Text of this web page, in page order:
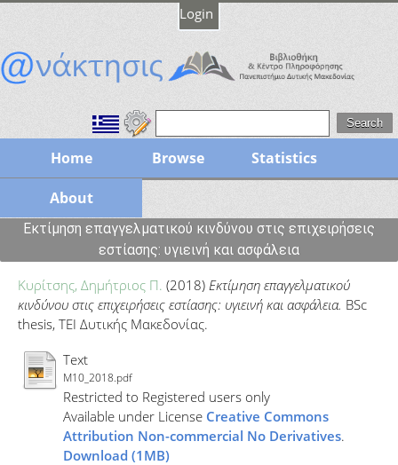
Login
Home Browse Statistics
About
Εκτίμηση επαγγελματικού κινδύνου στις επιχειρήσεις
εστίασης: υγιεινή και ασφάλεια
Κυρίτσης, Δημήτριος Π. (2018) Εκτίμηση επαγγελματικού
κινδύνου στις επιχειρήσεις εστίασης: υγιεινή και ασφάλεια. BSc
thesis, ΤΕΙ Δυτικής Μακεδονίας.
Text
M10_2018.pdf
Restricted to Registered users only
Available under License Creative Commons
Attribution Non-commercial No Derivatives.
Download (1MB)